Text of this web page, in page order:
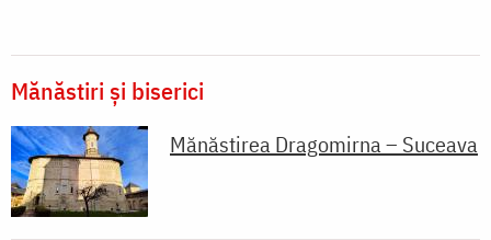
Mănăstiri și biserici
Mănăstirea Dragomirna – Suceava